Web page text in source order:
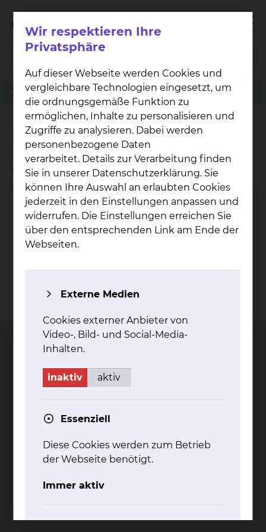
Patienten
Angehörige & Besucher
Neonatologie & Pädiatrische Intensivmedizin
Internetzugang
Internetzugang
Sie haben an jedem Standort kostenlosen Zugang
zum WLAN (HOTSPLOTS_Klinik).
Kontakt Impressum
Städtisches Klinikum
Braunschweig gGmbH
Freisestr. 9/10
Tel.: 0531/595-0
www.klinikum-braunschweig.de
Wir respektieren Ihre
Privatsphäre
Auf dieser Webseite werden Cookies und
vergleichbare Technologien eingesetzt, um
die ordnungsgemäße Funktion zu
ermöglichen, Inhalte zu personalisieren und
Zugriffe zu analysieren. Dabei werden
personenbezogene Daten
verarbeitet. Details zur Verarbeitung finden
Sie in unserer Datenschutzerklärung. Sie
können Ihre Auswahl an erlaubten Cookies
jederzeit in den Einstellungen anpassen und
widerrufen. Die Einstellungen erreichen Sie
über den entsprechenden Link am Ende der
Webseiten.
Externe Medien
Cookies externer Anbieter von
Video-, Bild- und Social-Media-
Inhalten.
inaktiv aktiv
Essenziell
Diese Cookies werden zum Betrieb
der Webseite benötigt.
Immer aktiv
Komfort